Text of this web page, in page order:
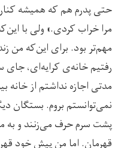
حتی پدرم هم که همیشه
مرا خراب کردی.» ولی با
مهم‌تر بود. برای این‌که من
رفتیم خانه‌ی کرایه‌ای،
مدتی اجازه نداشتم از خانه
نمی‌توانستم بروم. بستگان
پشت سرم حرف می‌زنند و به
قهرمان. اما من پیش خود